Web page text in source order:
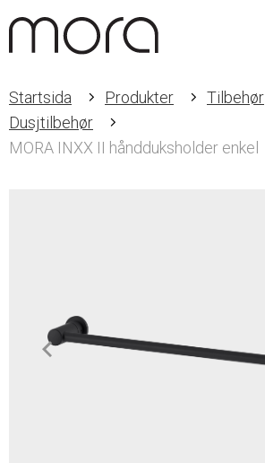
Startsida Produkter
Tilbehør
Dusjtilbehør
MORA INXX II håndduksholder enkel